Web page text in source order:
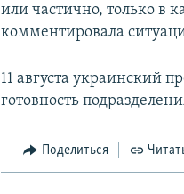
или частично, только в
комментировала
11 августа украинский
готовность
Поделиться